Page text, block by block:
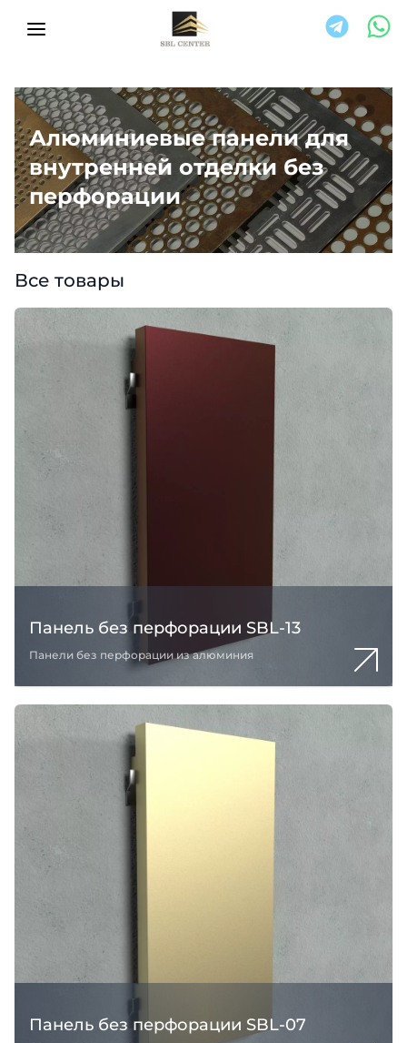
Алюминиевые панели для
внутренней отделки без
перфорации
Все товары
Панель без перфорации SBL-13
Панели без перфорации из алюминия
Панель без перфорации SBL-07